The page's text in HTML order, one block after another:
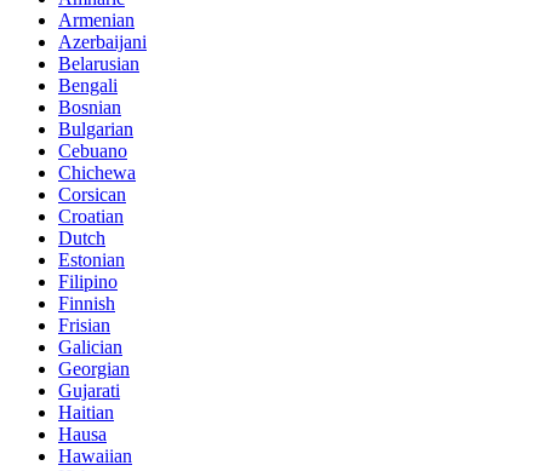
Armenian
Azerbaijani
Belarusian
Bengali
Bosnian
Bulgarian
Cebuano
Chichewa
Corsican
Croatian
Dutch
Estonian
Filipino
Finnish
Frisian
Galician
Georgian
Gujarati
Haitian
Hausa
Hawaiian